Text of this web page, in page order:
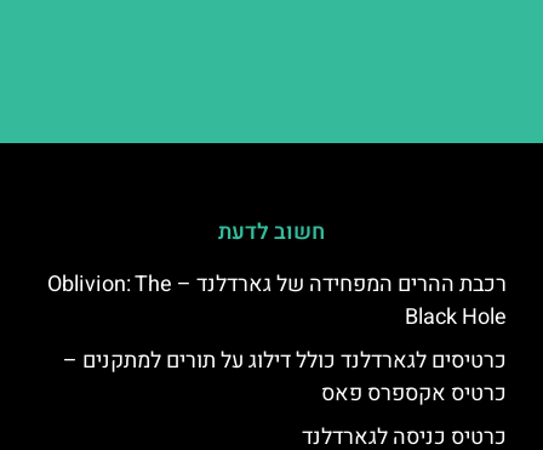
חשוב לדעת
רכבת ההרים המפחידה של גארדלנד – Oblivion: The
Black Hole
כרטיסים לגארדלנד כולל דילוג על תורים למתקנים –
כרטיס אקספרס פאס
כרטיס כניסה לגארדלנד